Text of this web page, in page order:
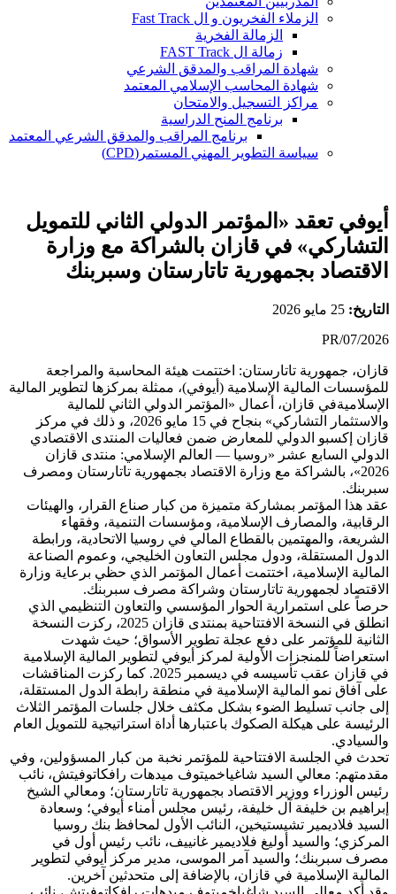
الزملاء الفخريون و ال Fast Track
الزمالة الفخرية
زمالة ال FAST Track
شهادة المراقب والمدقق الشرعي
شهادة المحاسب الإسلامي المعتمد
مراكز التسجيل والامتحان
برنامج المنح الدراسية
برنامج المراقب والمدقق الشرعي المعتمد
سياسة التطوير المهني المستمر(CPD)
أيوفي تعقد «المؤتمر الدولي الثاني للتمويل
التشاركي» في قازان بالشراكة مع وزارة
الاقتصاد بجمهورية تاتارستان وسبربنك
التاريخ:
PR/07/2026
قازان، جمهورية تاتارستان: اختتمت هيئة المحاسبة والمراجعة
للمؤسسات المالية الإسلامية (أيوفي)، ممثلة بمركزها لتطوير المالية
الإسلاميةفي قازان، أعمال «المؤتمر الدولي الثاني للمالية
والاستثمار التشاركي» بنجاح في 15 مايو 2026، و ذلك في مركز
قازان إكسبو الدولي للمعارض ضمن فعاليات المنتدى الاقتصادي
الدولي السابع عشر «روسيا — العالم الإسلامي: منتدى قازان
2026»، بالشراكة مع وزارة الاقتصاد بجمهورية تاتارستان ومصرف
سبربنك.
عقد هذا المؤتمر بمشاركة متميزة من كبار صناع القرار، والهيئات
الرقابية، والمصارف الإسلامية، ومؤسسات التنمية، وفقهاء
الشريعة، والمهتمين بالقطاع المالي في روسيا الاتحادية، ورابطة
الدول المستقلة، ودول مجلس التعاون الخليجي، وعموم الصناعة
المالية الإسلامية، اختتمت أعمال المؤتمر الذي حظي برعاية وزارة
الاقتصاد لجمهورية تاتارستان وشراكة مصرف سبربنك.
حرصاً على استمرارية الحوار المؤسسي والتعاون التنظيمي الذي
انطلق في النسخة الافتتاحية بمنتدى قازان 2025، ركزت النسخة
الثانية للمؤتمر على دفع عجلة تطوير الأسواق؛ حيث شهدت
استعراضاً للمنجزات الأولية لمركز أيوفي لتطوير المالية الإسلامية
في قازان عقب تأسيسه في ديسمبر 2025. كما ركزت المناقشات
على آفاق نمو المالية الإسلامية في منطقة رابطة الدول المستقلة،
إلى جانب تسليط الضوء بشكل مكثف خلال جلسات المؤتمر الثلاث
الرئيسة على هيكلة الصكوك باعتبارها أداة استراتيجية للتمويل العام
والسيادي.
تحدث في الجلسة الافتتاحية للمؤتمر نخبة من كبار المسؤولين، وفي
مقدمتهم: معالي السيد شاغياخميتوف ميدهات رافكاتوفيتش، نائب
رئيس الوزراء ووزير الاقتصاد بجمهورية تاتارستان؛ ومعالي الشيخ
إبراهيم بن خليفة آل خليفة، رئيس مجلس أمناء أيوفي؛ وسعادة
السيد فلاديمير تشيستيخين، النائب الأول لمحافظ بنك روسيا
المركزي؛ والسيد أوليغ فلاديمير غانييف، نائب رئيس أول في
مصرف سبربنك؛ والسيد آمر الموسى، مدير مركز أيوفي لتطوير
المالية الإسلامية في قازان، بالإضافة إلى متحدثين آخرين.